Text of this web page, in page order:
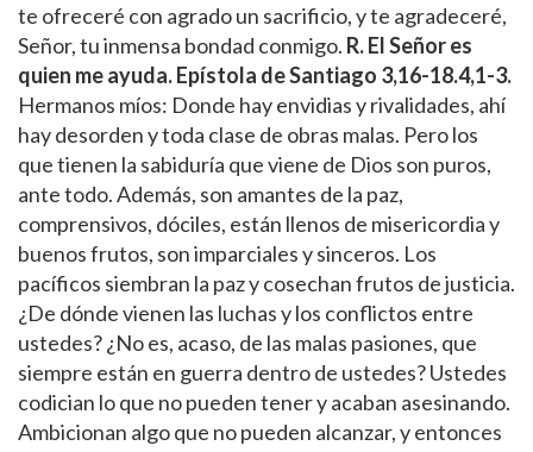
te ofreceré con agrado un sacrificio, y te agradeceré,
Señor, tu inmensa bondad conmigo. R. El Señor es
quien me ayuda.Epístola de Santiago 3,16-18.4,1-3.
Hermanos míos: Donde hay envidias y rivalidades, ahí
hay desorden y toda clase de obras malas. Pero los
que tienen la sabiduría que viene de Dios son puros,
ante todo. Además, son amantes de la paz,
comprensivos, dóciles, están llenos de misericordia y
buenos frutos, son imparciales y sinceros. Los
pacíficos siembran la paz y cosechan frutos de justicia.
¿De dónde vienen las luchas y los conflictos entre
ustedes? ¿No es, acaso, de las malas pasiones, que
siempre están en guerra dentro de ustedes? Ustedes
codician lo que no pueden tener y acaban asesinando.
Ambicionan algo que no pueden alcanzar, y entonces